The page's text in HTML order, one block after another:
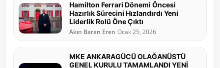
Hamilton Ferrari Dönemi Öncesi
Hazırlık Sürecini Hızlandırdı Yeni
Liderlik Rolü Öne Çıktı
Akın Baran Eren Ocak 25, 2026
MKE ANKARAGÜCÜ OLAĞANÜSTÜ
GENEL KURULU TAMAMLANDI YENİ